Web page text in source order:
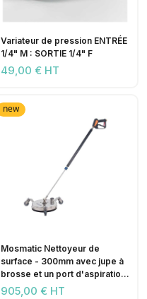
Variateur de pression ENTRÉE
1/4" M : SORTIE 1/4" F
49,00 € HT
new
Mosmatic Nettoyeur de
surface - 300mm avec jupe à
brosse et un port d'aspiration
2x buses - 275 bar
905,00 € HT